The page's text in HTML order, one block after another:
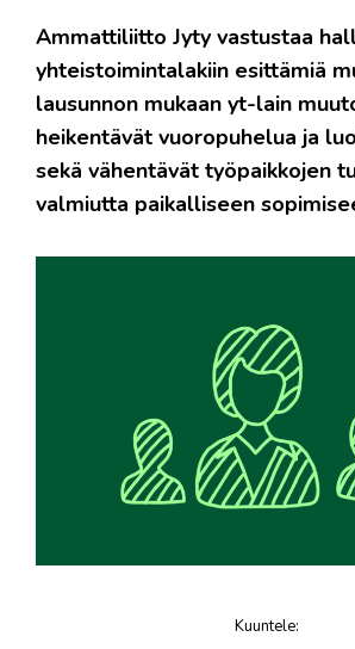
Ammattiliitto Jyty vastustaa
yhteistoimintalakiin esittämiä
lausunnon mukaan yt-lain
heikentävät vuoropuhelua ja
sekä vähentävät työpaikkojen
valmiutta paikalliseen
Kuuntele: